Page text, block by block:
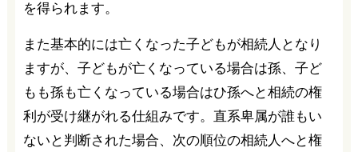
を得られます。
また基本的には亡くなった子どもが相続人となり
ますが、子どもが亡くなっている場合は孫、子ど
もも孫も亡くなっている場合はひ孫へと相続の権
利が受け継がれる仕組みです。直系卑属が誰もい
ないと判断された場合、次の順位の相続人へと権